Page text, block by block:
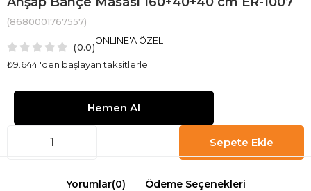
(8680001767557)
0.0
₺9.644 'den başlayan taksitlerle
ONLINE'A ÖZEL
Yorumlar(0) Ödeme Seçenekleri